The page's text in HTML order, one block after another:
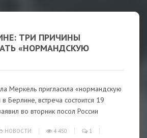
ТРИ ПРИЧИНЫ
«НОРМАНДСКУЮ
Меркель пригласила «нормандскую
Берлине, встреча состоится 19
во вторник посол России
НОВОСТИ 4 450 1